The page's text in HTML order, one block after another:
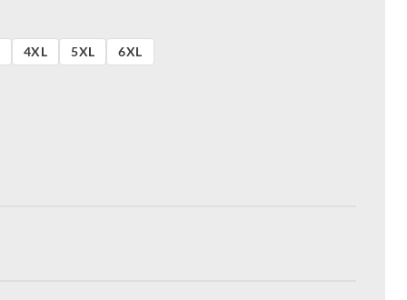
4XL 5XL 6XL